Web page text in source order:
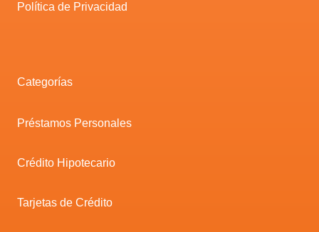
Política de Privacidad
Categorías
Préstamos Personales
Crédito Hipotecario
Tarjetas de Crédito